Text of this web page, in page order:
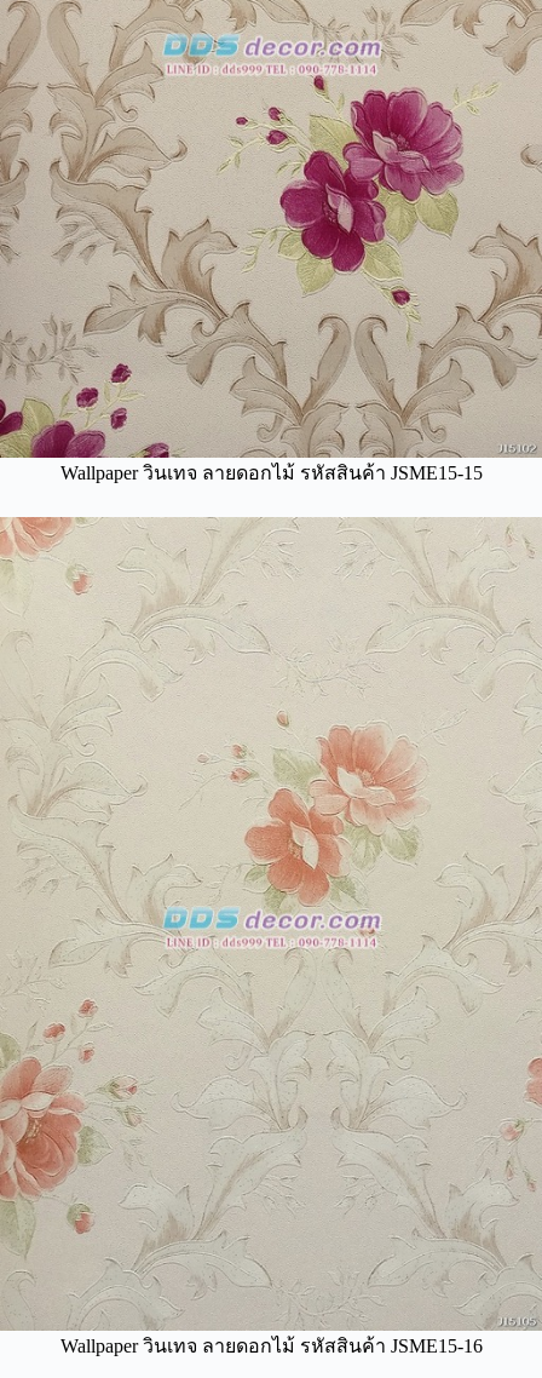
Wallpaper วินเทจ ลายดอกไม้ รหัสสินค้า JSME15-15
Wallpaper วินเทจ ลายดอกไม้ รหัสสินค้า JSME15-16